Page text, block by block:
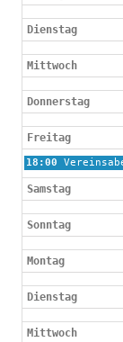
Dienstag
Mittwoch
Donnerstag
Freitag
Freitag,
14th
2026
18:00
Samstag
Sonntag
Montag
Dienstag
Mittwoch